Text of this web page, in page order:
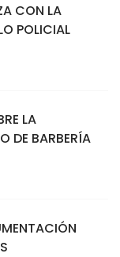
CON LA
POLICIAL
LA
DE BARBERÍA